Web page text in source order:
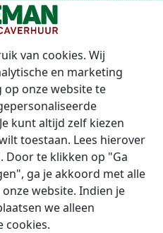
van cookies. Wij
en marketing
onze website te
kunt altijd zelf kiezen
toestaan. Lees hierover
Door te klikken op "Ga
ga je akkoord met alle
website. Indien je
we alleen
cookies.